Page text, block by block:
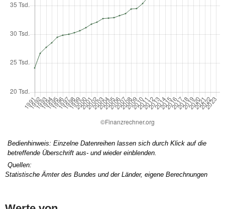
Bedienhinweis: Einzelne Datenreihen lassen sich durch Klick auf die
betreffende Überschrift aus- und wieder einblenden.
Quellen:
Statistische Ämter des Bundes und der Länder, eigene Berechnungen